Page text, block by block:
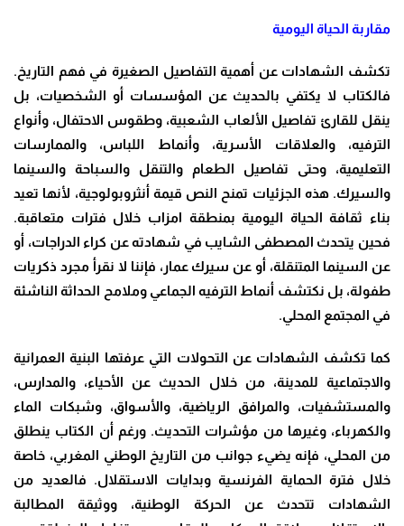
مقاربة الحياة اليومية
تكشف الشهادات عن أهمية التفاصيل الصغيرة في فهم التاريخ.
فالكتاب لا يكتفي بالحديث عن المؤسسات أو الشخصيات، بل
ينقل للقارئ تفاصيل الألعاب الشعبية، وطقوس الاحتفال، وأنواع
الترفيه، والعلاقات الأسرية، وأنماط اللباس، والممارسات
التعليمية، وحتى تفاصيل الطعام والتنقل والسباحة والسينما
والسيرك. هذه الجزئيات تمنح النص قيمة أنثروبولوجية، لأنها تعيد
بناء ثقافة الحياة اليومية بمنطقة امزاب خلال فترات متعاقبة.
فحين يتحدث المصطفى الشايب في شهادته عن كراء الدراجات، أو
عن السينما المتنقلة، أو عن سيرك عمار، فإننا لا نقرأ مجرد ذكريات
طفولة، بل نكتشف أنماط الترفيه الجماعي وملامح الحداثة الناشئة
في المجتمع المحلي.
كما تكشف الشهادات عن التحولات التي عرفتها البنية العمرانية
والاجتماعية للمدينة، من خلال الحديث عن الأحياء، والمدارس،
والمستشفيات، والمرافق الرياضية، والأسواق، وشبكات الماء
والكهرباء، وغيرها من مؤشرات التحديث. ورغم أن الكتاب ينطلق
من المحلي، فإنه يضيء جوانب من التاريخ الوطني المغربي، خاصة
خلال فترة الحماية الفرنسية وبدايات الاستقلال. فالعديد من
الشهادات تتحدث عن الحركة الوطنية، ووثيقة المطالبة